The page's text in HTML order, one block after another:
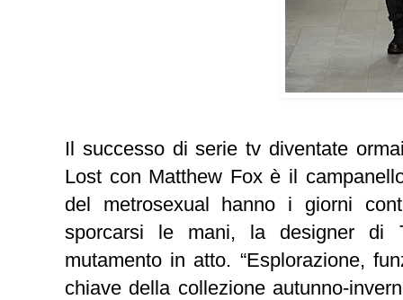
Il successo di serie tv diventate
Lost con Matthew Fox è il
del metrosexual hanno i giorni
sporcarsi le mani, la designer di
mutamento in atto. “Esplorazione,
chiave della collezione autunno-